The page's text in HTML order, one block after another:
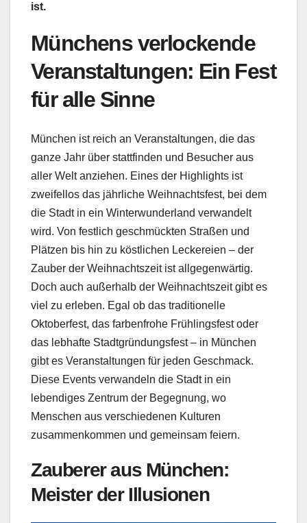
ist.
Münchens verlockende
Veranstaltungen: Ein Fest
für alle Sinne
München ist reich an Veranstaltungen, die das
ganze Jahr über stattfinden und Besucher aus
aller Welt anziehen. Eines der Highlights ist
zweifellos das jährliche Weihnachtsfest, bei dem
die Stadt in ein Winterwunderland verwandelt
wird. Von festlich geschmückten Straßen und
Plätzen bis hin zu köstlichen Leckereien – der
Zauber der Weihnachtszeit ist allgegenwärtig.
Doch auch außerhalb der Weihnachtszeit gibt es
viel zu erleben. Egal ob das traditionelle
Oktoberfest, das farbenfrohe Frühlingsfest oder
das lebhafte Stadtgründungsfest – in München
gibt es Veranstaltungen für jeden Geschmack.
Diese Events verwandeln die Stadt in ein
lebendiges Zentrum der Begegnung, wo
Menschen aus verschiedenen Kulturen
zusammenkommen und gemeinsam feiern.
Zauberer aus München:
Meister der Illusionen